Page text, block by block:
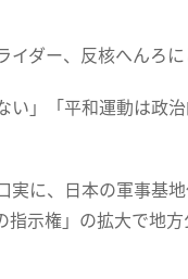
ダー、反核へんろ
」「平和運動は政
に、日本の軍事基
示権」の拡大で地